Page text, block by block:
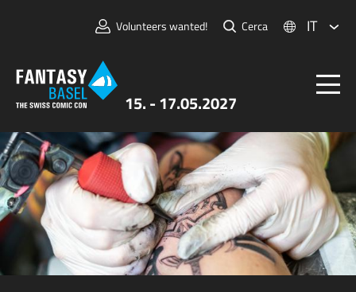
15. - 17.05.2027
Volunteers wanted! Cerca IT
Biglietti
FANTASY BASEL
Informazioni
Per Espositori
Stampa e Media